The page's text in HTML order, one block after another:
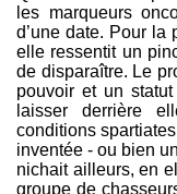
les marqueurs
d’une date. Pour la
elle ressentit un
de disparaître. Le
pouvoir et un
laisser derrière
conditions
inventée - ou bien
nichait ailleurs, en
groupe de